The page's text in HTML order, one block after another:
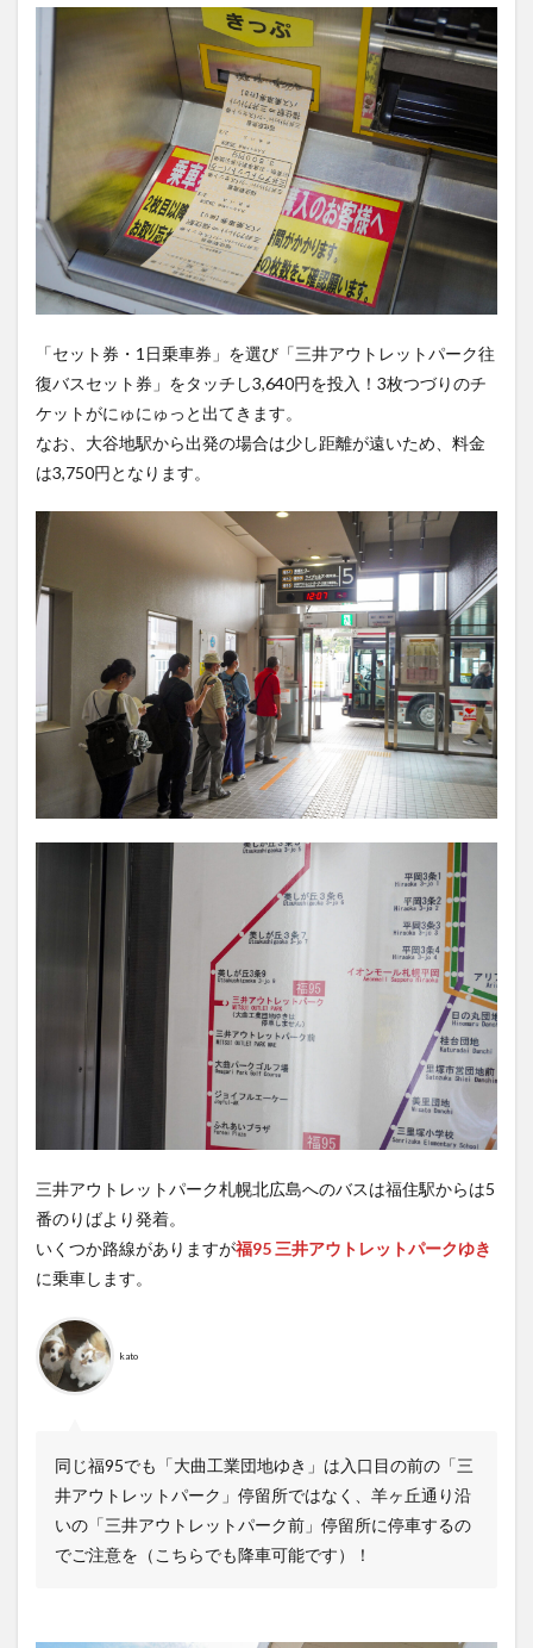
「セット券・1日乗車券」を選び「三井アウトレットパーク往
復バスセット券」をタッチし3,640円を投入！3枚つづりのチ
ケットがにゅにゅっと出てきます。
なお、大谷地駅から出発の場合は少し距離が遠いため、料金
は3,750円となります。
三井アウトレットパーク札幌北広島へのバスは福住駅からは5
番のりばより発着。
いくつか路線がありますが福95 三井アウトレットパークゆき
に乗車します。
kato
同じ福95でも「大曲工業団地ゆき」は入口目の前の「三
井アウトレットパーク」停留所ではなく、羊ヶ丘通り沿
いの「三井アウトレットパーク前」停留所に停車するの
でご注意を（こちらでも降車可能です）！